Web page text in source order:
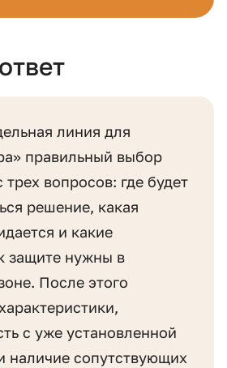
линия для
правильный выбор
трех вопросов: где будет
решение, какая
и какие
защите нужны в
После этого
с уже установленной
наличие сопутствующих